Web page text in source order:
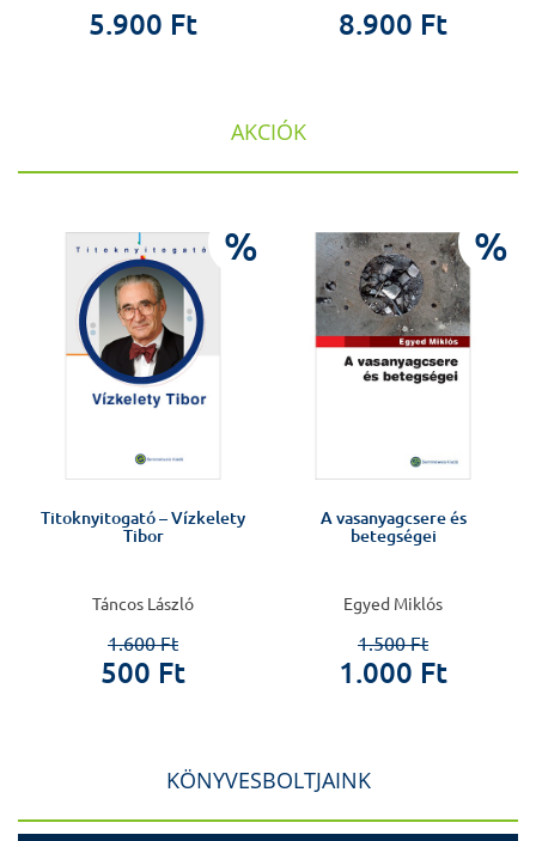
5.900 Ft 8.900 Ft
AKCIÓK
%
Titoknyitogató – Vízkelety
Tibor
Táncos László
1.600 Ft
500 Ft
%
A vasanyagcsere és
betegségei
Egyed Miklós
1.500 Ft
1.000 Ft
KÖNYVESBOLTJAINK